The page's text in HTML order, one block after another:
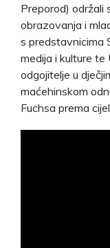
Preporod) održali
obrazovanja i
s predstavnicima
medija i kulture te
odgojitelje u
maćehinskom
Fuchsa prema